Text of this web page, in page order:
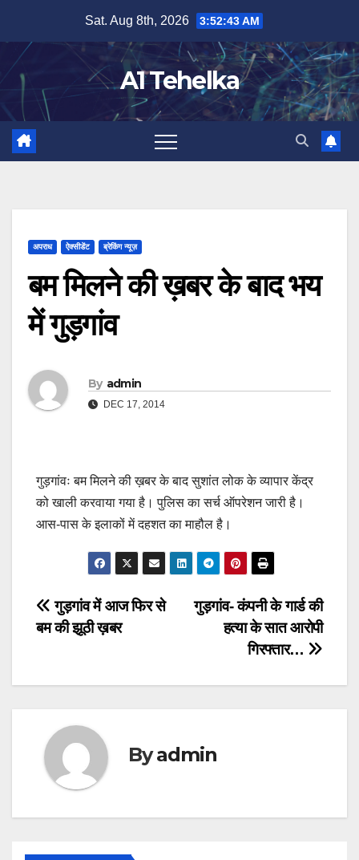
content
Sat. Aug 8th, 2026 3:52:43 AM
A1 Tehelka
अपराध ऐक्सीडेंट ब्रेकिंग न्यूज़
बम मिलने की ख़बर के बाद भय
में गुड़गांव
By admin
DEC 17, 2014
गुड़गांवः बम मिलने की ख़बर के बाद सुशांत लोक के व्यापार केंद्र
को खाली करवाया गया है। पुलिस का सर्च ऑपरेशन जारी है।
आस-पास के इलाकों में दहशत का माहौल है।
Post
navigation
गुड़गांव- कंपनी के गार्ड की
हत्या के सात आरोपी
गिरफ्तार…
गुड़गांव में आज फिर से
बम की झूठी ख़बर
Byadmin